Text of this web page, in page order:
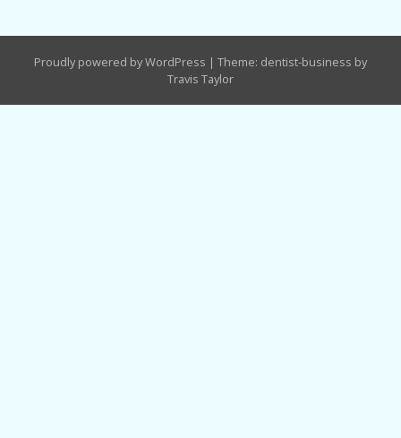
Proudly powered by WordPress | Theme: dentist-business by
Travis Taylor